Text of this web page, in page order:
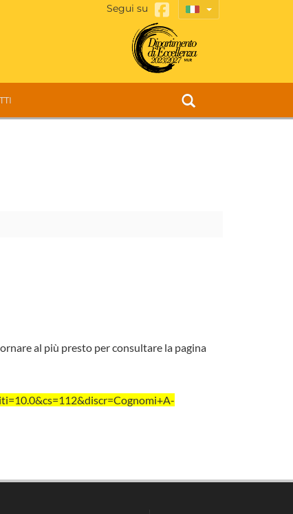
Segui su
al più presto per consultare la pagina